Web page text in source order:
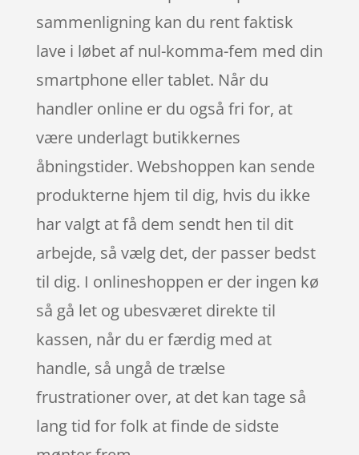
sammenligning kan du rent faktisk
lave i løbet af nul-komma-fem med din
smartphone eller tablet. Når du
handler online er du også fri for, at
være underlagt butikkernes
åbningstider. Webshoppen kan sende
produkterne hjem til dig, hvis du ikke
har valgt at få dem sendt hen til dit
arbejde, så vælg det, der passer bedst
til dig. I onlineshoppen er der ingen kø
så gå let og ubesværet direkte til
kassen, når du er færdig med at
handle, så ungå de trælse
frustrationer over, at det kan tage så
lang tid for folk at finde de sidste